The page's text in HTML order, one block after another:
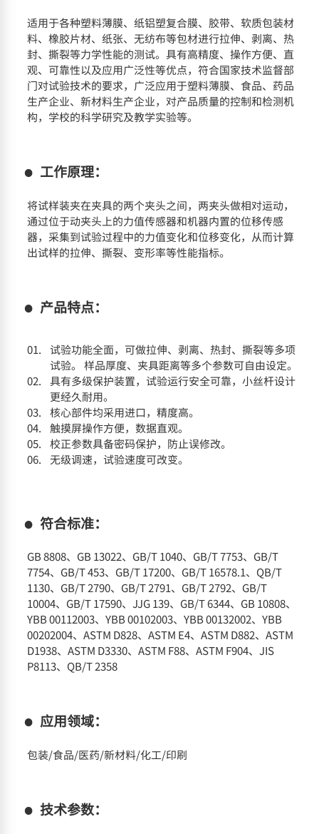
适用于各种塑料薄膜、纸铝塑复合膜、胶带、软质包装材
料、橡胶片材、纸张、无纺布等包材进行拉伸、剥离、热
封、撕裂等力学性能的测试。具有高精度、操作方便、直
观、可靠性以及应用广泛性等优点，符合国家技术监督部
门对试验技术的要求，广泛应用于塑料薄膜、食品、药品
生产企业、新材料生产企业，对产品质量的控制和检测机
构，学校的科学研究及教学实验等。
工作原理：
将试样装夹在夹具的两个夹头之间，两夹头做相对运动，
通过位于动夹头上的力值传感器和机器内置的位移传感
器，采集到试验过程中的力值变化和位移变化，从而计算
出试样的拉伸、撕裂、变形率等性能指标。
产品特点：
试验功能全面，可做拉伸、剥离、热封、撕裂等多项
试验。 样品厚度、夹具距离等多个参数可自由设定。
具有多级保护装置，试验运行安全可靠，小丝杆设计
更经久耐用。
核心部件均采用进口，精度高。
触摸屏操作方便，数据直观。
校正参数具备密码保护，防止误修改。
无级调速，试验速度可改变。
符合标准：
GB 8808、GB 13022、GB/T 1040、GB/T 7753、GB/T
7754、GB/T 453、GB/T 17200、GB/T 16578.1、QB/T
1130、GB/T 2790、GB/T 2791、GB/T 2792、GB/T
10004、GB/T 17590、JJG 139、GB/T 6344、GB 10808、
YBB 00112003、YBB 00102003、YBB 00132002、YBB
00202004、ASTM D828、ASTM E4、ASTM D882、ASTM
D1938、ASTM D3330、ASTM F88、ASTM F904、JIS
P8113、QB/T 2358
应用领域：
包装/食品/医药/新材料/化工/印刷
技术参数：